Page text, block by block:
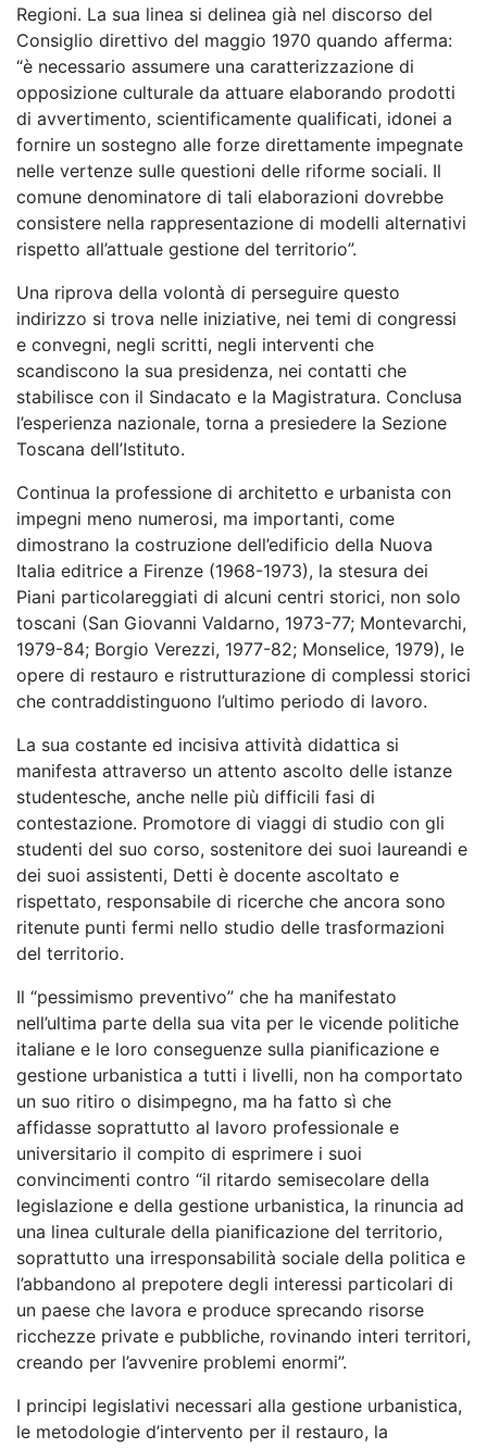
Regioni. La sua linea si delinea già nel discorso del
Consiglio direttivo del maggio 1970 quando afferma:
“è necessario assumere una caratterizzazione di
opposizione culturale da attuare elaborando prodotti
di avvertimento, scientificamente qualificati, idonei a
fornire un sostegno alle forze direttamente impegnate
nelle vertenze sulle questioni delle riforme sociali. Il
comune denominatore di tali elaborazioni dovrebbe
consistere nella rappresentazione di modelli alternativi
rispetto all’attuale gestione del territorio”.
Una riprova della volontà di perseguire questo
indirizzo si trova nelle iniziative, nei temi di congressi
e convegni, negli scritti, negli interventi che
scandiscono la sua presidenza, nei contatti che
stabilisce con il Sindacato e la Magistratura. Conclusa
l’esperienza nazionale, torna a presiedere la Sezione
Toscana dell’Istituto.
Continua la professione di architetto e urbanista con
impegni meno numerosi, ma importanti, come
dimostrano la costruzione dell’edificio della Nuova
Italia editrice a Firenze (1968-1973), la stesura dei
Piani particolareggiati di alcuni centri storici, non solo
toscani (San Giovanni Valdarno, 1973-77; Montevarchi,
1979-84; Borgio Verezzi, 1977-82; Monselice, 1979), le
opere di restauro e ristrutturazione di complessi storici
che contraddistinguono l’ultimo periodo di lavoro.
La sua costante ed incisiva attività didattica si
manifesta attraverso un attento ascolto delle istanze
studentesche, anche nelle più difficili fasi di
contestazione. Promotore di viaggi di studio con gli
studenti del suo corso, sostenitore dei suoi laureandi e
dei suoi assistenti, Detti è docente ascoltato e
rispettato, responsabile di ricerche che ancora sono
ritenute punti fermi nello studio delle trasformazioni
del territorio.
Il “pessimismo preventivo” che ha manifestato
nell’ultima parte della sua vita per le vicende politiche
italiane e le loro conseguenze sulla pianificazione e
gestione urbanistica a tutti i livelli, non ha comportato
un suo ritiro o disimpegno, ma ha fatto sì che
affidasse soprattutto al lavoro professionale e
universitario il compito di esprimere i suoi
convincimenti contro “il ritardo semisecolare della
legislazione e della gestione urbanistica, la rinuncia ad
una linea culturale della pianificazione del territorio,
soprattutto una irresponsabilità sociale della politica e
l’abbandono al prepotere degli interessi particolari di
un paese che lavora e produce sprecando risorse
ricchezze private e pubbliche, rovinando interi territori,
creando per l’avvenire problemi enormi”.
I principi legislativi necessari alla gestione urbanistica,
le metodologie d’intervento per il restauro, la